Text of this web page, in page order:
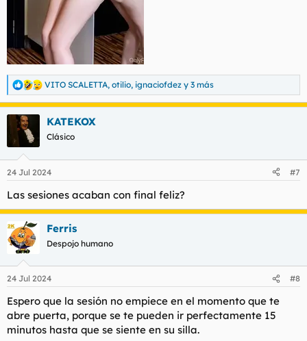
R
e
a
e
:
VITO SCALETTA, otilio, ignaciofdez y 3 más
KATEKOX
Clásico
24 Jul 2024 #7
Las sesiones acaban con final feliz?
Ferris
Despojo humano
24 Jul 2024 #8
Espero que la sesión no empiece en el momento que te
abre puerta, porque se te pueden ir perfectamente 15
minutos hasta que se siente en su silla.